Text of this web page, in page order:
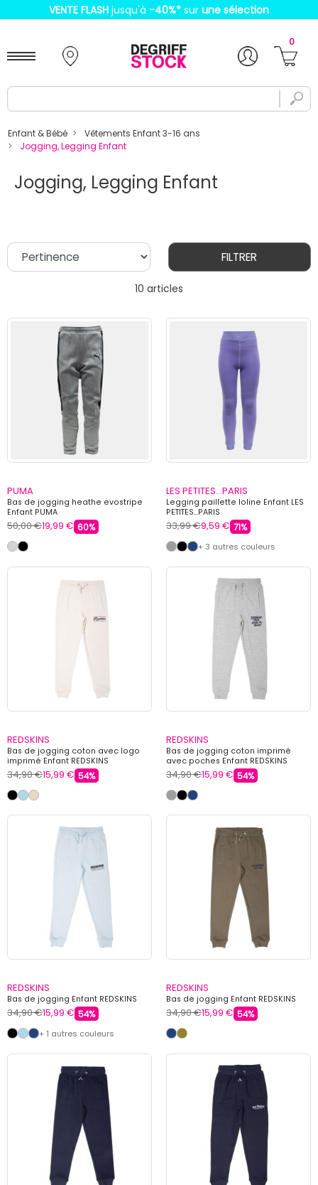
VENTE FLASH jusqu'à -40%* sur une sélection
0
Enfant & Bébé
Vêtements Enfant 3-16 ans
Jogging, Legging Enfant
Jogging, Legging Enfant
10 articles
FILTRER
PUMA
Bas de jogging heathe evostripe
Enfant PUMA
50,00 €19,99 € 60%
LES PETITES...PARIS
Legging paillette loline Enfant LES
PETITES...PARIS
33,99 €9,59 € 71%
+ 3 autres couleurs
REDSKINS
Bas de jogging coton avec logo
imprimé Enfant REDSKINS
34,90 €15,99 € 54%
REDSKINS
Bas de jogging coton imprimé
avec poches Enfant REDSKINS
34,90 €15,99 € 54%
REDSKINS
Bas de jogging Enfant REDSKINS
34,90 €15,99 € 54%
+ 1 autres couleurs
REDSKINS
Bas de jogging Enfant REDSKINS
34,90 €15,99 € 54%